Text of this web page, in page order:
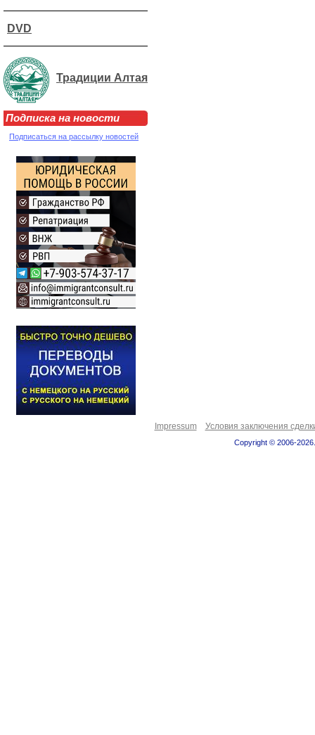
DVD
Традиции Алтая
Подписка на новости
Подписаться на рассылку новостей
Impressum Условия заключения
Copyright © 2006-